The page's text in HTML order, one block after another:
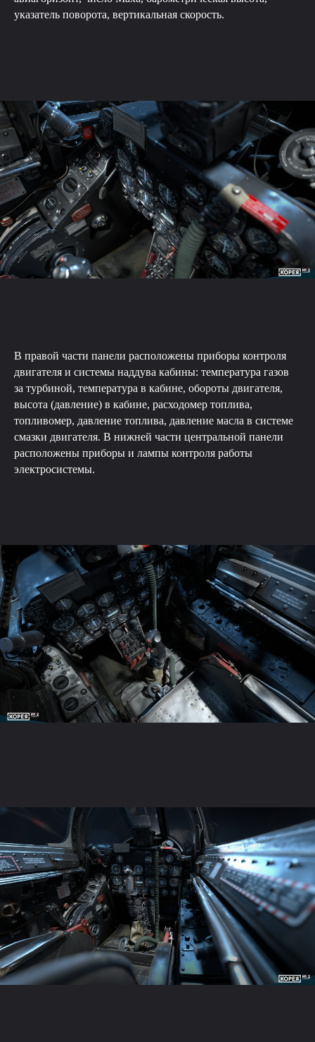
указатель поворота, вертикальная скорость.
В правой части панели расположены приборы контроля
двигателя и системы наддува кабины: температура газов
за турбиной, температура в кабине, обороты двигателя,
высота (давление) в кабине, расходомер топлива,
топливомер, давление топлива, давление масла в системе
смазки двигателя. В нижней части центральной панели
расположены приборы и лампы контроля работы
электросистемы.